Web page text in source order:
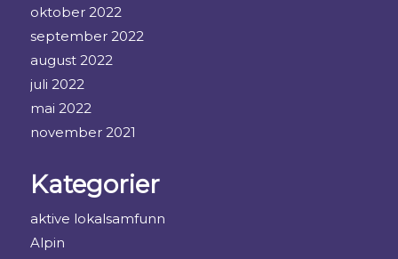
oktober 2022
september 2022
august 2022
juli 2022
mai 2022
november 2021
Kategorier
aktive lokalsamfunn
Alpin